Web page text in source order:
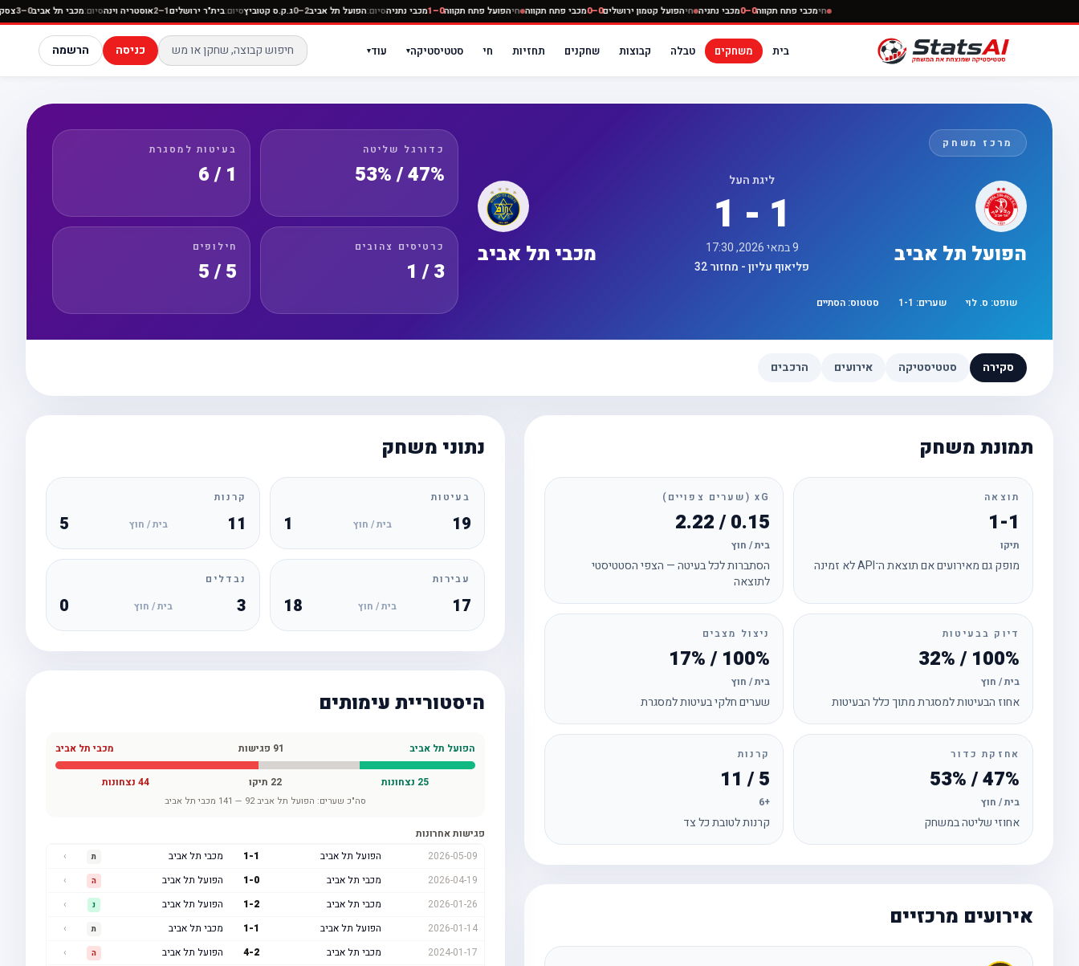
חימכבי פתח תקווה0–0 מכבי נתניה חיהפועל קטמון ירושלים0–0 מכבי פתח תקווה חי הפועל פתח תקווה0–1 מכבי נתניה סיום:הפועל תל אביב2–0 ג.ק.ס קטוביץסיום:בית"ר ירושלים1–2 אוסטריה וינהסיום:מכבי תל
בית משחקים טבלה קבוצות שחקנים תחזיות חי סטטיסטיקה▾ עוד▾ כניסה הרשמה
מרכז משחק
הפועל תל אביב
ליגת העל
1 - 1
9 במאי 2026, 17:30
פליאוף עליון - מחזור 32
מכבי תל אביב
שופט: ס. לוי שערים: 1-1 סטטוס: הסתיים
כדורגל שליטה
47% / 53%
בעיטות למסגרת
1 / 6
כרטיסים צהובים
3 / 1
חילופים
5 / 5
סקירה סטטיסטיקה אירועים הרכבים
תמונת משחק
תוצאה
1-1
תיקו
מופק גם מאירועים אם תוצאת ה־API לא זמינה
xG (שערים צפויים)
0.15 / 2.22
בית / חוץ
הסתברות לכל בעיטה — הצפי הסטטיסטי
לתוצאה
דיוק בבעיטות
100% / 32%
בית / חוץ
אחוז הבעיטות למסגרת מתוך כלל הבעיטות
ניצול מצבים
100% / 17%
בית / חוץ
שערים חלקי בעיטות למסגרת
אחזקת כדור
47% / 53%
בית / חוץ
אחוזי שליטה במשחק
קרנות
5 / 11
+6
קרנות לטובת כל צד
אירועים מרכזיים
נתוני משחק
בעיטות
19 בית / חוץ 1
קרנות
11 בית / חוץ 5
עבירות
17 בית / חוץ 18
נבדלים
3 בית / חוץ 0
היסטוריית עימותים
הפועל תל אביב 91 פגישות מכבי תל אביב
25 נצחונות 22 תיקו 44 נצחונות
סה"כ שערים: הפועל תל אביב92
—
141 מכבי תל אביב
פגישות אחרונות
2026-05-09
הפועל תל אביב 1-1 מכבי תל אביב ת
›
2026-04-19
מכבי תל אביב 1-0 הפועל תל אביב ה
›
2026-01-26
מכבי תל אביב 1-2 הפועל תל אביב נ
›
2026-01-14
הפועל תל אביב 1-1 מכבי תל אביב ת
›
2024-01-17
מכבי תל אביב 4-2 הפועל תל אביב ה
›